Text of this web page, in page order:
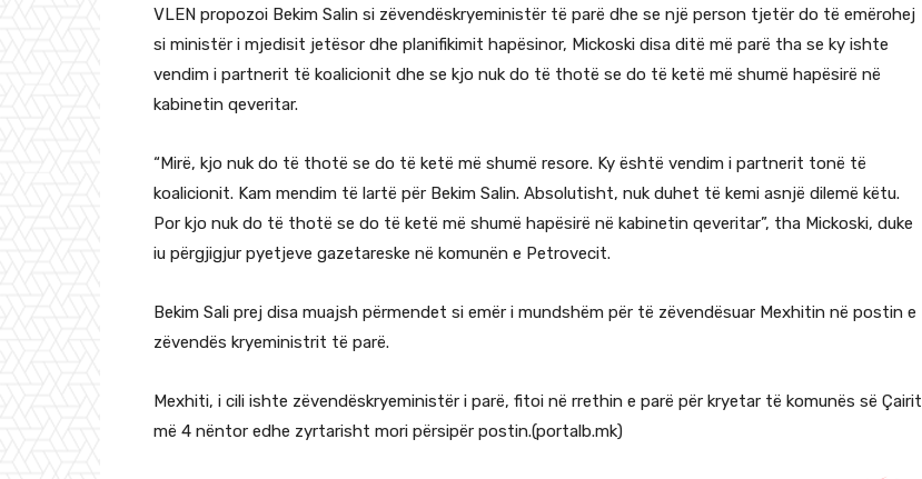
VLEN propozoi Bekim Salin si zëvendëskryeministër të parë dhe se një person tjetër do të emërohej
si ministër i mjedisit jetësor dhe planifikimit hapësinor, Mickoski disa ditë më parë tha se ky ishte
vendim i partnerit të koalicionit dhe se kjo nuk do të thotë se do të ketë më shumë hapësirë ​​në
kabinetin qeveritar.
“Mirë, kjo nuk do të thotë se do të ketë më shumë resore. Ky është vendim i partnerit tonë të
koalicionit. Kam mendim të lartë për Bekim Salin. Absolutisht, nuk duhet të kemi asnjë dilemë këtu.
Por kjo nuk do të thotë se do të ketë më shumë hapësirë ​​në kabinetin qeveritar”, tha Mickoski, duke
iu përgjigjur pyetjeve gazetareske në komunën e Petrovecit.
Bekim Sali prej disa muajsh përmendet si emër i mundshëm për të zëvendësuar Mexhitin në postin e
zëvendës kryeministrit të parë.
Mexhiti, i cili ishte zëvendëskryeministër i parë, fitoi në rrethin e parë për kryetar të komunës së Çairit
më 4 nëntor edhe zyrtarisht mori përsipër postin.(portalb.mk)